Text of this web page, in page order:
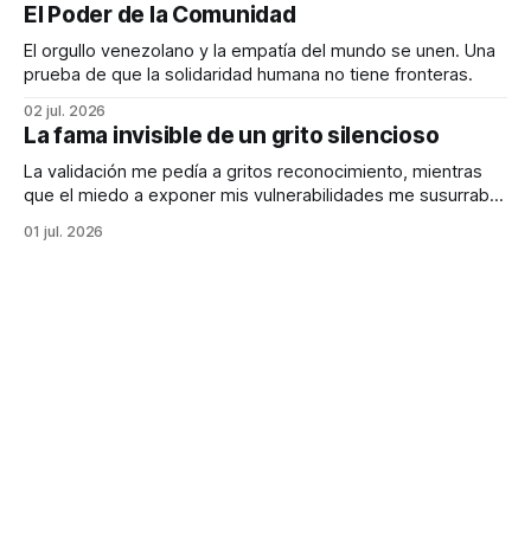
El Poder de la Comunidad
El orgullo venezolano y la empatía del mundo se unen. Una
prueba de que la solidaridad humana no tiene fronteras.
02 jul. 2026
La fama invisible de un grito silencioso
La validación me pedía a gritos reconocimiento, mientras
que el miedo a exponer mis vulnerabilidades me susurraba
01 jul. 2026